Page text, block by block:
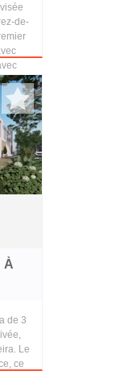
de-
À
de 3
Le
ce